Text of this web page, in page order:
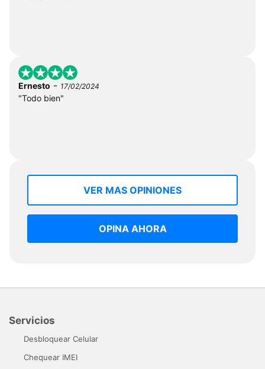
Ernesto - 17/02/2024
"Todo bien"
VER MAS OPINIONES
OPINA AHORA
Servicios
Desbloquear Celular
Chequear IMEI